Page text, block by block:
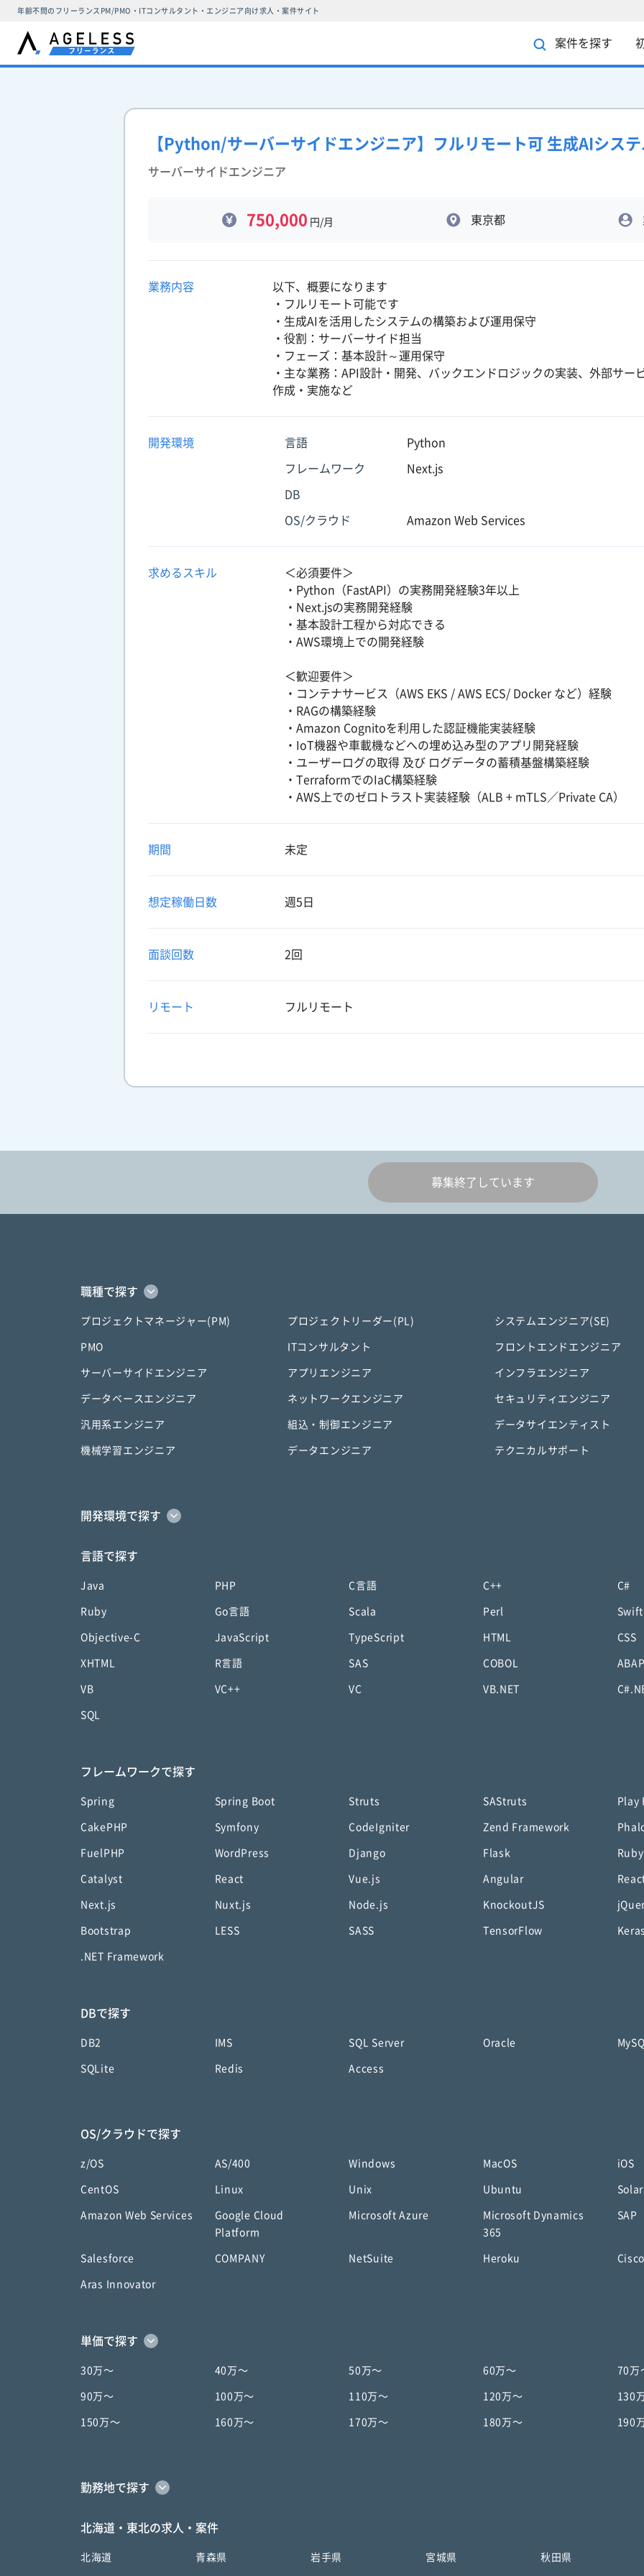
年齢不問のフリーランスPM/PMO・ITコンサルタント・エンジニア向け求人・案件サイト
案件を探す
【Python/サーバーサイドエンジニア】フルリモート可 生成AIシス
サーバーサイドエンジニア
750,000 円/月 東京都
業務内容
以下、概要になります
・フルリモート可能です
・生成AIを活用したシステムの構築および運用保守
・役割：サーバーサイド担当
・フェーズ：基本設計～運用保守
・主な業務：API設計・開発、バックエンドロジックの実装、外部サー
作成・実施など
開発環境 言語 Python
フレームワーク Next.js
DB
OS/クラウド Amazon Web Services
求めるスキル
＜必須要件＞
・Python（FastAPI）の実務開発経験3年以上
・Next.jsの実務開発経験
・基本設計工程から対応できる
・AWS環境上での開発経験
＜歓迎要件＞
・コンテナサービス（AWS EKS / AWS ECS/ Docker など）経験
・RAGの構築経験
・Amazon Cognitoを利用した認証機能実装経験
・IoT機器や車載機などへの埋め込み型のアプリ開発経験
・ユーザーログの取得 及び ログデータの蓄積基盤構築経験
・TerraformでのIaC構築経験
・AWS上でのゼロトラスト実装経験（ALB + mTLS／Private CA）
期間 未定
想定稼働日数 週5日
面談回数 2回
リモート フルリモート
募集終了しています
職種で探す
プロジェクトマネージャー(PM) プロジェクトリーダー(PL) システムエンジニア(SE)
PMO ITコンサルタント フロントエンドエンジニア
サーバーサイドエンジニア アプリエンジニア インフラエンジニア
データベースエンジニア ネットワークエンジニア セキュリティエンジニア
汎用系エンジニア 組込・制御エンジニア データサイエンティスト
機械学習エンジニア データエンジニア テクニカルサポート
開発環境で探す
言語で探す
Java PHP C言語 C++ C#
Ruby Go言語 Scala Perl Swift
Objective-C JavaScript TypeScript HTML CSS
XHTML R言語 SAS COBOL ABAP
VB VC++ VC VB.NET
SQL
フレームワークで探す
Spring Spring Boot Struts SAStruts Play
CakePHP Symfony CodeIgniter Zend Framework
FuelPHP WordPress Django Flask
Catalyst React Vue.js Angular
Next.js Nuxt.js Node.js KnockoutJS
Bootstrap LESS SASS TensorFlow Keras
.NET Framework
DBで探す
DB2 IMS SQL Server Oracle
SQLite Redis Access
OS/クラウドで探す
z/OS AS/400 Windows MacOS iOS
CentOS Linux Unix Ubuntu
Amazon Web Services
Google Cloud
Platform
Microsoft Azure
Microsoft Dynamics
365
SAP
Salesforce COMPANY NetSuite Heroku Cisco
Aras Innovator
単価で探す
30万〜 40万〜 50万〜 60万〜 70万
90万〜 100万〜 110万〜 120万〜 130
150万〜 160万〜 170万〜 180万〜 190
勤務地で探す
北海道・東北の求人・案件
北海道 青森県 岩手県 宮城県 秋田県